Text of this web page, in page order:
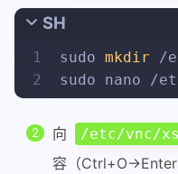
SH
1
2
sudo mkdir /
sudo nano /
向 /etc/vnc/
容（Ctrl+O-